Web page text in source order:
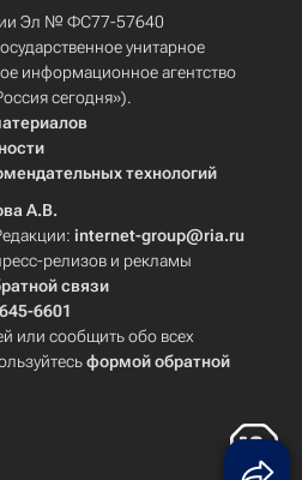
Эл № ФС77-57640
унитарное
информационное агентство
сегодня»).
технологий
А.В.
internet-group@ria.ru
релизов и рекламы
связи
6601
или сообщить обо всех
формой обратной